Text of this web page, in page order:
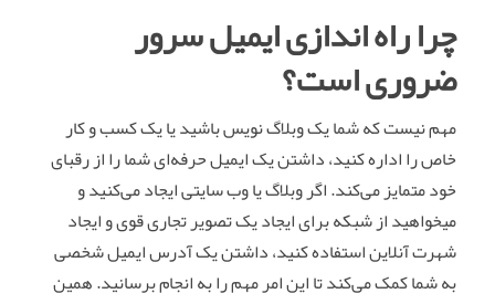
چرا راه اندازی ایمیل سرور
ضروری است؟
مهم نیست که شما یک وبلاگ نویس باشید یا یک کسب و کار
خاص را اداره کنید، داشتن یک ایمیل حرفه‌ای شما را از رقبای
خود متمایز می‌کند. اگر وبلاگ یا وب سایتی ایجاد می‌کنید و
میخواهید از شبکه برای ایجاد یک تصویر تجاری قوی و ایجاد
شهرت آنلاین استفاده کنید، داشتن یک آدرس ایمیل شخصی
به شما کمک می‌کند تا این امر مهم را به انجام برسانید. همین